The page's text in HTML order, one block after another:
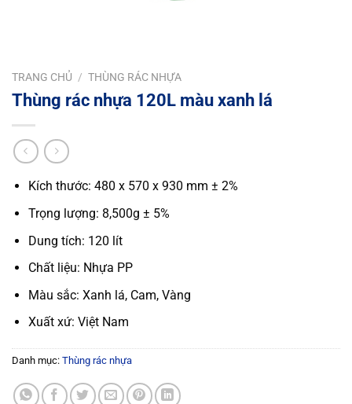
TRANG CHỦ / THÙNG RÁC NHỰA
Thùng rác nhựa 120L màu xanh lá
Kích thước: 480 x 570 x 930 mm ± 2%
Trọng lượng: 8,500g ± 5%
Dung tích: 120 lít
Chất liệu: Nhựa PP
Màu sắc: Xanh lá, Cam, Vàng
Xuất xứ: Việt Nam
Danh mục: Thùng rác nhựa